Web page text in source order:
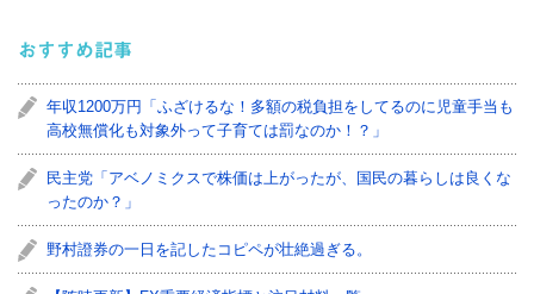
おすすめ記事
年収1200万円「ふざけるな！多額の税負担をしてるのに児童手当も
高校無償化も対象外って子育ては罰なのか！？」
民主党「アベノミクスで株価は上がったが、国民の暮らしは良くな
ったのか？」
野村證券の一日を記したコピペが壮絶過ぎる。